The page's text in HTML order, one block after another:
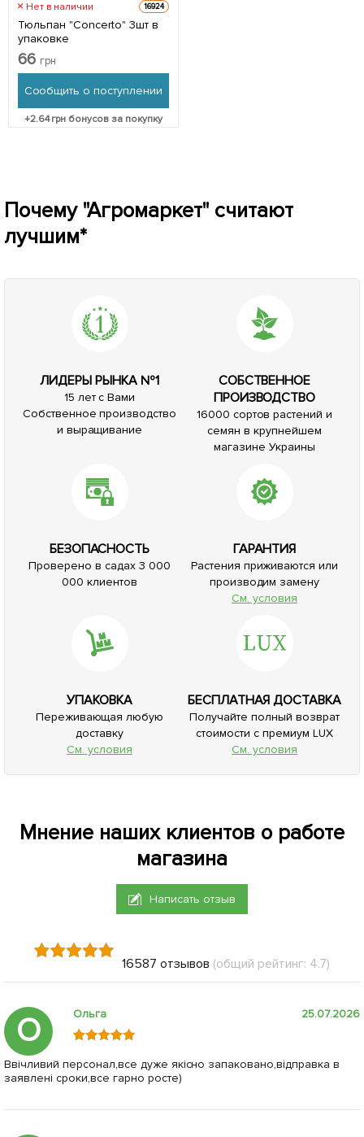
Нет в наличии 16924
Тюльпан "Concerto" 3шт в
упаковке
66 грн
Сообщить о поступлении
+2.64грн бонусов за покупку
Почему "Агромаркет" считают
лучшим*
ЛИДЕРЫ РЫНКА №1
15 лет с Вами
Собственное производство
и выращивание
СОБСТВЕННОЕ
ПРОИЗВОДСТВО
16000 сортов растений и
семян в крупнейшем
магазине Украины
БЕЗОПАСНОСТЬ
Проверено в садах 3 000
000 клиентов
ГАРАНТИЯ
Растения приживаются или
производим замену
См. условия
УПАКОВКА
Переживающая любую
доставку
См. условия
БЕСПЛАТНАЯ ДОСТАВКА
Получайте полный возврат
стоимости с премиум LUX
См. условия
Мнение наших клиентов о работе
магазина
Написать отзыв
16587 отзывов (общий рейтинг: 4.7)
О Ольга 25.07.2026
Ввічливий персонал,все дуже якісно запаковано,відправка в
заявлені сроки,все гарно росте)